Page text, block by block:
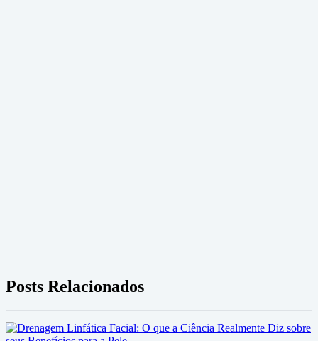
Posts Relacionados